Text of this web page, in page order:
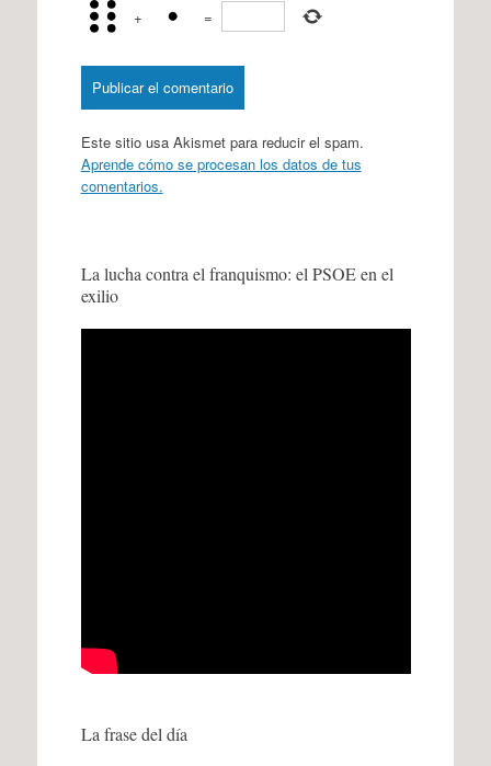
+ =
Este sitio usa Akismet para reducir el spam.
Aprende cómo se procesan los datos de tus
comentarios.
La lucha contra el franquismo: el PSOE en el
exilio
La frase del día